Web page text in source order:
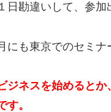
勘違いして、参加
にも東京でのセミナ
ジネスを始めると
。